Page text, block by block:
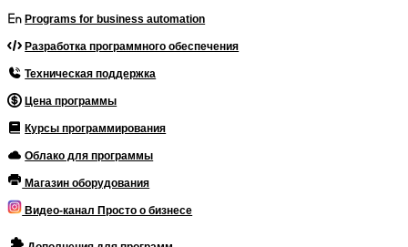
Programs for business automation
Разработка программного обеспечения
Техническая поддержка
Цена программы
Курсы программирования
Облако для программы
Магазин оборудования
Видео-канал Просто о бизнесе